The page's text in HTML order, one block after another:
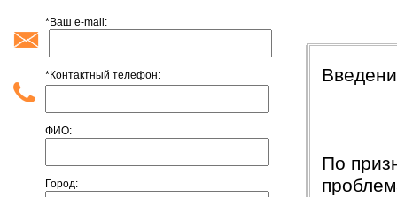
*Ваш e-mail:
*Контактный телефон:
ФИО:
Город:
По